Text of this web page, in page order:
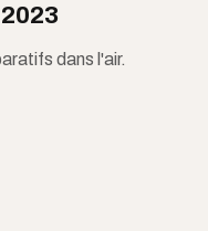
dans l'air.